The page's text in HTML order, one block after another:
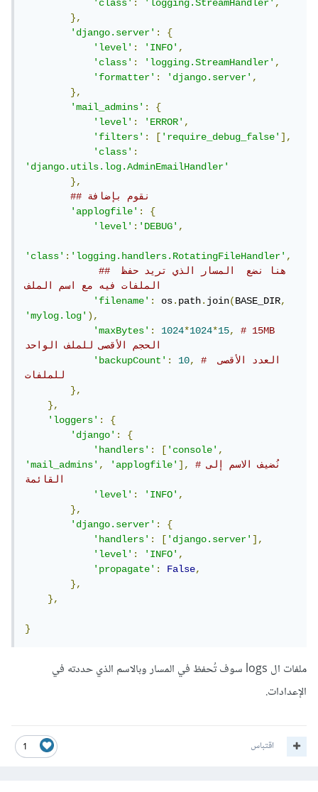
'class': 'logging.StreamHandler',
},
'django.server':
{
'level': 'INFO',
'class': 'logging.StreamHandler',
'formatter': 'django.server',
},
'mail_admins':
{
'level': 'ERROR',
'filters': ['require_debug_false'],
'class':
'django.utils.log.AdminEmailHandler'
},
'applogfile':
{
'level':'DEBUG',
'class':'logging.handlers.RotatingFileHandler',
## هنا نضع  المسار الذي تريد حفظ
الملفات فيه مع اسم الملف
'filename': os.path.join(BASE_DIR,
'mylog.log'),
'maxBytes': 1024*1024*15,
# 15MB
الحجم الأقصى للملف الواحد
'backupCount': 10,
# العدد الأقصى
للملفات
},
},
'loggers':
{
'django':
{
'handlers': ['console',
'mail_admins', 'applogfile'],
#نُضيف الاسم إلى
القائمة
'level': 'INFO',
},
'django.server':
{
'handlers': ['django.server'],
'level': 'INFO',
'propagate': False,
},
},
}
ملفات ال logs سوف تُحفظ في المسار وبالاسم الذي حددته في
الإعدادات.
1 اقتباس